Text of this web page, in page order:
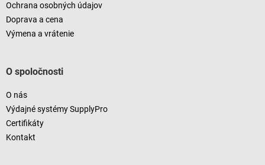
Ochrana osobných údajov
Doprava a cena
Výmena a vrátenie
O spoločnosti
O nás
Výdajné systémy SupplyPro
Certifikáty
Kontakt